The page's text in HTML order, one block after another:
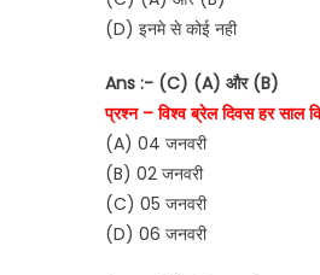
(D) इनमे से कोई नही
Ans :- (C) (A) और (B)
प्रश्न – विश्व ब्रेल दिवस हर साल
(A) 04 जनवरी
(B) 02 जनवरी
(C) 05 जनवरी
(D) 06 जनवरी